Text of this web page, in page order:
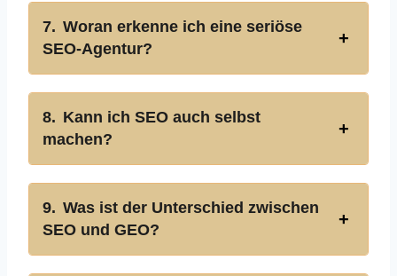
Woran erkenne ich eine seriöse
SEO-Agentur?
Kann ich SEO auch selbst
machen?
Was ist der Unterschied zwischen
SEO und GEO?